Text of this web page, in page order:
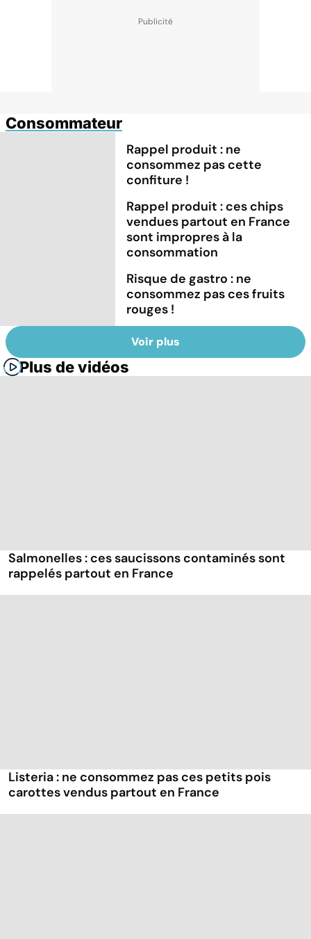
Consommateur
Rappel produit : ne
consommez pas cette
confiture !
Rappel produit : ces chips
vendues partout en France
sont impropres à la
consommation
Risque de gastro : ne
consommez pas ces fruits
rouges !
Voir plus
Plus de vidéos
Salmonelles : ces saucissons contaminés sont
rappelés partout en France
Listeria : ne consommez pas ces petits pois
carottes vendus partout en France